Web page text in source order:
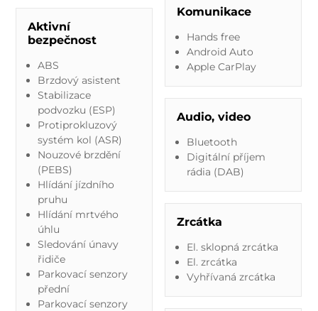
Aktivní
bezpečnost
ABS
Brzdový asistent
Stabilizace
podvozku (ESP)
Protiprokluzový
systém kol (ASR)
Nouzové brzdění
(PEBS)
Hlídání jízdního
pruhu
Hlídání mrtvého
úhlu
Sledování únavy
řidiče
Parkovací senzory
přední
Parkovací senzory
Komunikace
Hands free
Android Auto
Apple CarPlay
Audio, video
Bluetooth
Digitální příjem
rádia (DAB)
Zrcátka
El. sklopná zrcátka
El. zrcátka
Vyhřívaná zrcátka